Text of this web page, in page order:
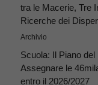
tra le Macerie, Tre
Ricerche dei
Archivio
Scuola: Il Piano
Assegnare le
entro il 2026/2027